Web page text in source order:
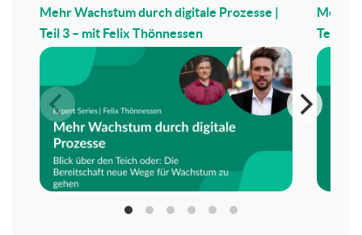
Mehr Wachstum durch digitale Prozesse |
Teil 3 – mit Felix Thönnessen
Mehr
Teil 2 –